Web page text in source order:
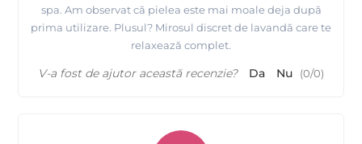
spa. Am observat că pielea este mai moale deja după
prima utilizare. Plusul? Mirosul discret de lavandă care te
relaxează complet.
V-a fost de ajutor această recenzie? Da Nu (0/0)